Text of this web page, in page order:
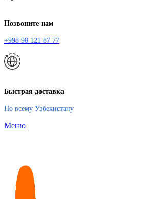
Позвоните нам
+998 98 121 87 77
Быстрая доставка
По всему Узбекистану
Меню